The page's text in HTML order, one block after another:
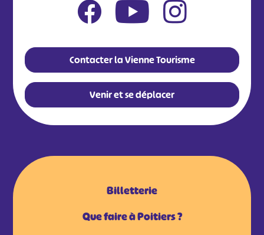
Contacter la Vienne Tourisme
Venir et se déplacer
Billetterie
Que faire à Poitiers ?